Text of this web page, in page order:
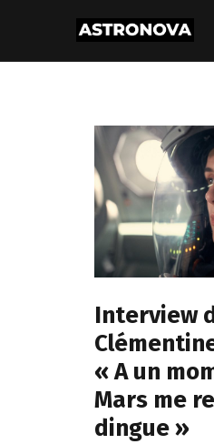
Interview
« A un
Mars me
dingue »